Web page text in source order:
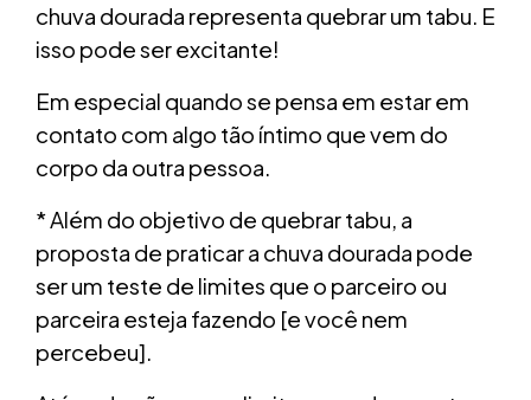
chuva dourada representa quebrar um tabu. E
isso pode ser excitante!
Em especial quando se pensa em estar em
contato com algo tão íntimo que vem do
corpo da outra pessoa.
* Além do objetivo de quebrar tabu, a
proposta de praticar a chuva dourada pode
ser um teste de limites que o parceiro ou
parceira esteja fazendo [e você nem
percebeu].